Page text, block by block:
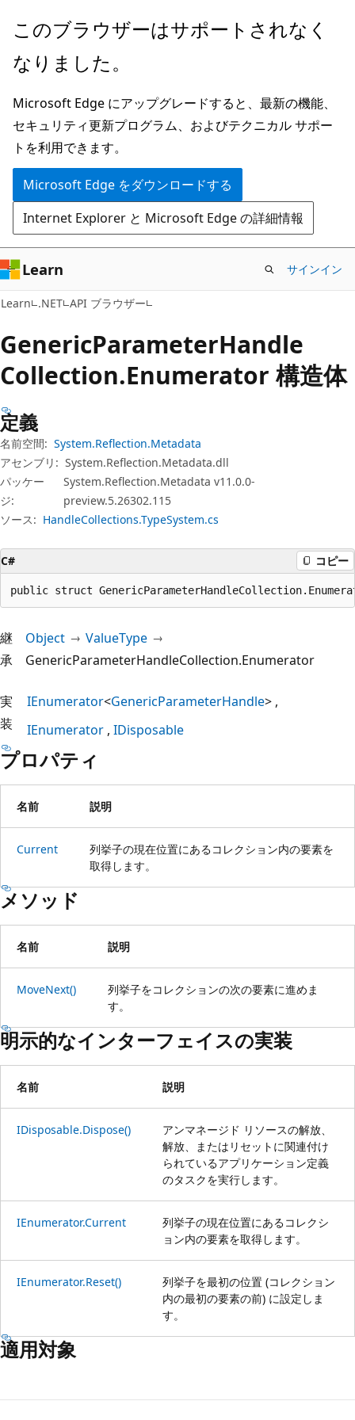
メ
ン
ン
テ
ン
ツ
に
ス
キ
ッ
プ
ペ
ジ
ナ
ビ
ゲ
ー
シ
ョ
ン
に
ス
キ
ッ
プ
このブラウザーはサポートされなく
なりました。
Microsoft Edge にアップグレードすると、最新の機能、
セキュリティ更新プログラム、およびテクニカル サポー
トを利用できます。
Microsoft Edge をダウンロードする
Internet Explorer と Microsoft Edge の詳細情報
Learn サインイン
Learn .NET API ブラウザー
GenericParameterHandle
Collection.Enumerator 構造体
定義
名前空間: System.Reflection.Metadata
アセンブリ: System.Reflection.Metadata.dll
パッケー
ジ:
System.Reflection.Metadata v11.0.0-
preview.5.26302.115
ソース: HandleCollections.TypeSystem.cs
C# コピー
public struct
継
承
Object
ValueType
GenericParameterHandleCollection.Enumerator
実
装
IEnumerator<GenericParameterHandle>
IEnumerator IDisposable
プロパティ
名前 説明
Current
列挙子の現在位置にあるコレクション内の要素を
取得します。
メソッド
名前 説明
MoveNext()
列挙子をコレクションの次の要素に進めま
す。
明示的なインターフェイスの実装
名前 説明
IDisposable.Dispose()
アンマネージド リソースの解放、
解放、またはリセットに関連付け
られているアプリケーション定義
のタスクを実行します。
IEnumerator.Current
列挙子の現在位置にあるコレクシ
ョン内の要素を取得します。
IEnumerator.Reset()
列挙子を最初の位置 (コレクション
内の最初の要素の前) に設定しま
す。
適用対象
み